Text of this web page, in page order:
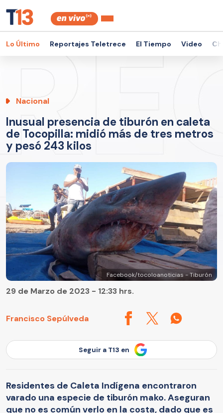
Lo Último Reportajes Teletrece El Tiempo Video
Nacional
Inusual presencia de tiburón en caleta
de Tocopilla: midió más de tres metros
y pesó 243 kilos
Facebook/tocoloanoticias - Tiburón
Francisco Sepúlveda
29 de Marzo de 2023 - 12:33 hrs.
Seguir a T13 en
Residentes de Caleta Indígena encontraron
varado una especie de tiburón mako. Aseguran
que no es común verlo en la costa, dado que es